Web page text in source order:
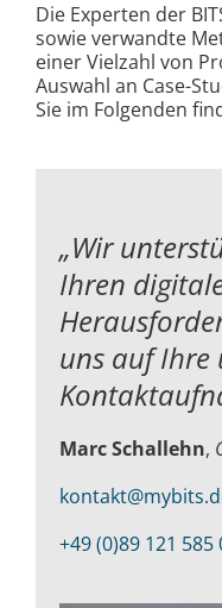
Die Experten der
sowie verwandte
einer Vielzahl von
Auswahl an Case-
Sie im Folgenden
„Wir
Ihren
uns auf Ihre
Marc Schallehn,
+49 (0)89 121 585